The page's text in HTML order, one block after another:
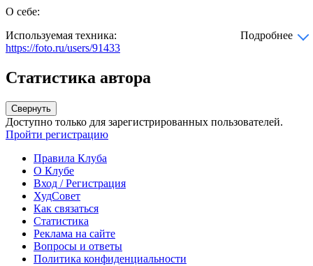
О себе:
Используемая техника:
Подробнее
https://foto.ru/users/91433
Статистика автора
Свернуть
Доступно только для зарегистрированных пользователей.
Пройти регистрацию
Правила Клуба
О Клубе
Вход / Регистрация
ХудСовет
Как связаться
Статистика
Реклама на сайте
Вопросы и ответы
Политика конфиденциальности